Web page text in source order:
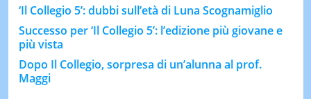
‘Il Collegio 5’: dubbi sull’età di Luna Scognamiglio
Successo per ‘Il Collegio 5’: l’edizione più giovane e
più vista
Dopo Il Collegio, sorpresa di un’alunna al prof.
Maggi